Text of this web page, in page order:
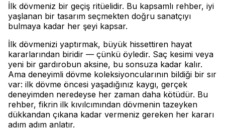
İlk dövmeniz bir geçiş ritüelidir. Bu kapsamlı rehber, iyi
yaşlanan bir tasarım seçmekten doğru sanatçıyı
bulmaya kadar her şeyi kapsar.
İlk dövmenizi yaptırmak, büyük hissettiren hayat
kararlarından biridir — çünkü öyledir. Saç kesimi veya
yeni bir gardırobun aksine, bu sonsuza kadar kalır.
Ama deneyimli dövme koleksiyoncularının bildiği bir sır
var: ilk dövme öncesi yaşadığınız kaygı, gerçek
deneyimden neredeyse her zaman daha kötüdür. Bu
rehber, fikrin ilk kıvılcımından dövmenin tazeyken
dükkandan çıkana kadar vermeniz gereken her kararı
adım adım anlatır.